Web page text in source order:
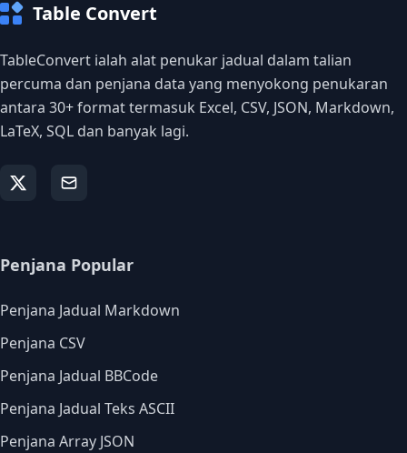
Table Convert
TableConvert ialah alat penukar jadual dalam talian
percuma dan penjana data yang menyokong penukaran
antara 30+ format termasuk Excel, CSV, JSON, Markdown,
LaTeX, SQL dan banyak lagi.
Penjana Popular
Penjana Jadual Markdown
Penjana CSV
Penjana Jadual BBCode
Penjana Jadual Teks ASCII
Penjana Array JSON